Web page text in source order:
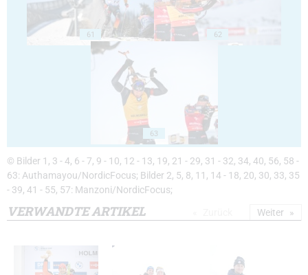
61 62
63
© Bilder 1, 3 - 4, 6 - 7, 9 - 10, 12 - 13, 19, 21 - 29, 31 - 32, 34, 40, 56, 58 -
63: Authamayou/NordicFocus; Bilder 2, 5, 8, 11, 14 - 18, 20, 30, 33, 35
- 39, 41 - 55, 57: Manzoni/NordicFocus;
VERWANDTE ARTIKEL Weiter